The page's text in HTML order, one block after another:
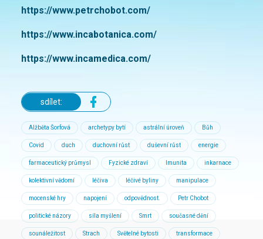
https://www.petrchobot.com/
https://www.incabotanica.com/
https://www.incamedica.com/
sdílet:
Alžběta Šorfová archetypy bytí astrální úroveň Bůh
Covid duch duchovní růst duševní růst energie
farmaceutický průmysl Fyzické zdraví Imunita inkarnace
kolektivní vědomí léčiva léčivé byliny manipulace
mocenské hry napojení odpovědnost. Petr Chobot
politické názory síla myšlení Smrt současné dění
sounáležitost Strach Světelné bytosti transformace